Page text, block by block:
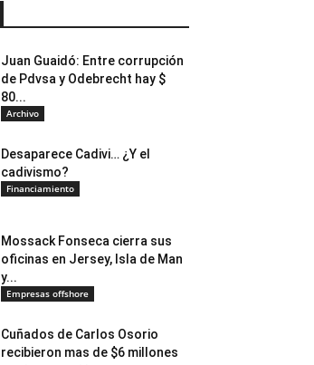
Juan Guaidó: Entre corrupción
de Pdvsa y Odebrecht hay $
80...
Archivo
Desaparece Cadivi… ¿Y el
cadivismo?
Financiamiento
Mossack Fonseca cierra sus
oficinas en Jersey, Isla de Man
y...
Empresas offshore
Cuñados de Carlos Osorio
recibieron mas de $6 millones